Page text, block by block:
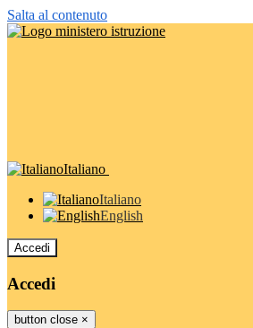
Salta al contenuto
Italiano
Italiano
English
Accedi
Accedi
button close ×